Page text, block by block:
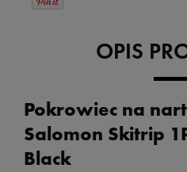
OPIS
Pokrowiec na
Salomon Skitrip
Black